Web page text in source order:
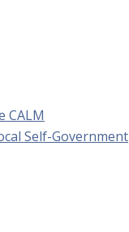
CALM
Self-Government